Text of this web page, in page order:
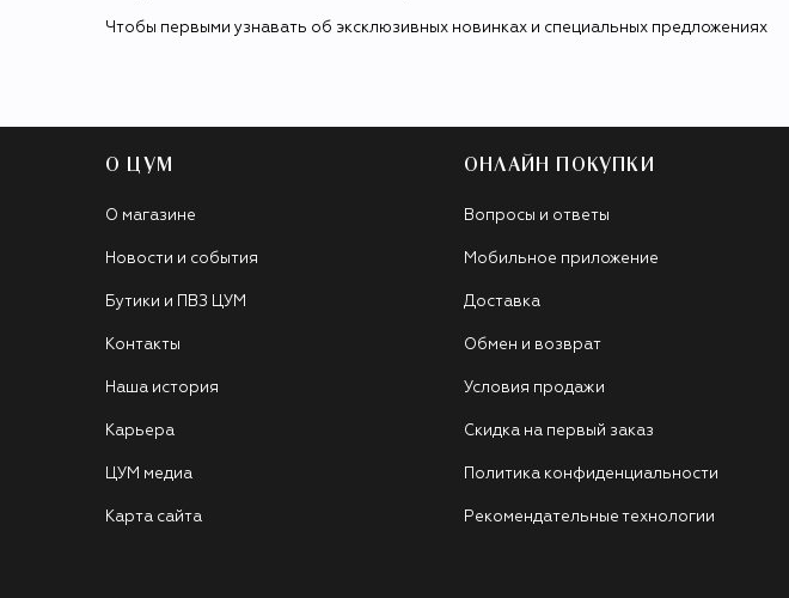
Чтобы первыми узнавать об эксклюзивных новинках и специальных предложениях
О ЦУМ
О магазине
Новости и события
Бутики и ПВЗ ЦУМ
Контакты
Наша история
Карьера
ЦУМ медиа
Карта сайта
ОНЛАЙН ПОКУПКИ
Вопросы и ответы
Мобильное приложение
Доставка
Обмен и возврат
Условия продажи
Скидка на первый заказ
Политика конфиденциальности
Рекомендательные технологии